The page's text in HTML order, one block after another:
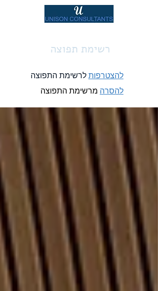
רשימת תפוצה
להצטרפות לרשימת התפוצה
להסרה מרשימת התפוצה